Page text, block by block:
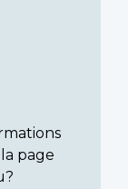
page